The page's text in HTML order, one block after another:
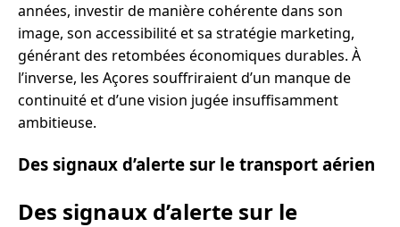
années, investir de manière cohérente dans son
image, son accessibilité et sa stratégie marketing,
générant des retombées économiques durables. À
l’inverse, les Açores souffriraient d’un manque de
continuité et d’une vision jugée insuffisamment
ambitieuse.
Des signaux d’alerte sur le transport aérien
Des signaux d’alerte sur le